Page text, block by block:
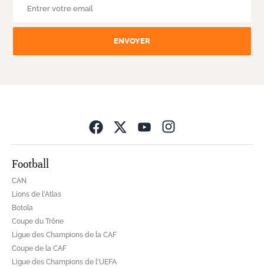
ENVOYER
Football
CAN
Lions de l'Atlas
Botola
Coupe du Trône
Ligue des Champions de la CAF
Coupe de la CAF
Ligue des Champions de l'UEFA